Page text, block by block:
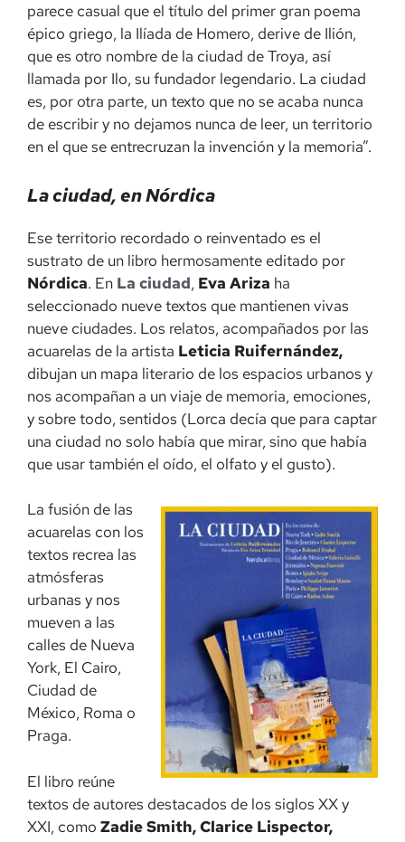
parece casual que el título del primer gran poema
épico griego, la Ilíada de Homero, derive de Ilión,
que es otro nombre de la ciudad de Troya, así
llamada por Ilo, su fundador legendario. La ciudad
es, por otra parte, un texto que no se acaba nunca
de escribir y no dejamos nunca de leer, un territorio
en el que se entrecruzan la invención y la memoria”.
La ciudad, en Nórdica
Ese territorio recordado o reinventado es el
sustrato de un libro hermosamente editado por
Nórdica. En La ciudad, Eva Ariza ha
seleccionado nueve textos que mantienen vivas
nueve ciudades. Los relatos, acompañados por las
acuarelas de la artista Leticia Ruifernández,
dibujan un mapa literario de los espacios urbanos y
nos acompañan a un viaje de memoria, emociones,
y sobre todo, sentidos (Lorca decía que para captar
una ciudad no solo había que mirar, sino que había
que usar también el oído, el olfato y el gusto).
La fusión de las
acuarelas con los
textos recrea las
atmósferas
urbanas y nos
mueven a las
calles de Nueva
York, El Cairo,
Ciudad de
México, Roma o
Praga.
El libro reúne
textos de autores destacados de los siglos XX y
XXI, como Zadie Smith, Clarice Lispector,